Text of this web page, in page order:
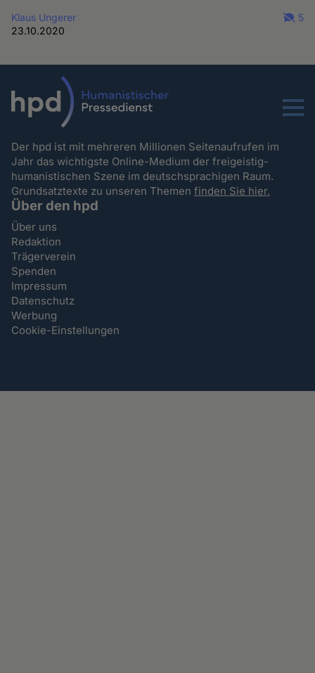
Klaus Ungerer
23.10.2020
5
Menu
Der hpd ist mit mehreren Millionen Seitenaufrufen im
Jahr das wichtigste Online-Medium der freigeistig-
humanistischen Szene im deutschsprachigen Raum.
Grundsatztexte zu unseren Themenfinden Sie hier.
Über den hpd
Über uns
Redaktion
Trägerverein
Spenden
Impressum
Datenschutz
Werbung
Cookie-Einstellungen